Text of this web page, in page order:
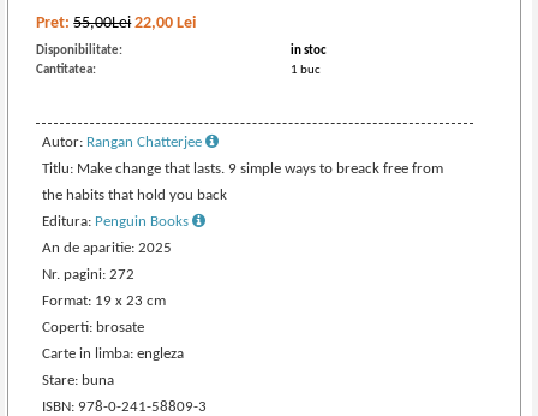
Pret:55,00Lei 22,00 Lei
Disponibilitate:
in stoc
Cantitatea:
1 buc
Autor: Rangan Chatterjee
Titlu: Make change that lasts. 9 simple ways to breack free from
the habits that hold you back
Editura: Penguin Books
An de aparitie: 2025
Nr. pagini: 272
Format: 19 x 23 cm
Coperti: brosate
Carte in limba: engleza
Stare: buna
ISBN: 978-0-241-58809-3